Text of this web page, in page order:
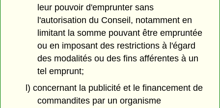
leur pouvoir d'emprunter sans
l'autorisation du Conseil, notamment en
limitant la somme pouvant être empruntée
ou en imposant des restrictions à l'égard
des modalités ou des fins afférentes à un
tel emprunt;
l) concernant la publicité et le financement de
commandites par un organisme